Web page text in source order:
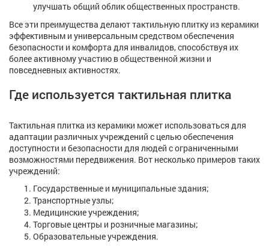
улучшать общий облик общественных пространств.
Все эти преимущества делают тактильную плитку из керамики
эффективным и универсальным средством обеспечения
безопасности и комфорта для инвалидов, способствуя их
более активному участию в общественной жизни и
повседневных активностях.
Где используется тактильная плитка
Тактильная плитка из керамики может использоваться для
адаптации различных учреждений с целью обеспечения
доступности и безопасности для людей с ограниченными
возможностями передвижения. Вот несколько примеров таких
учреждений:
Государственные и муниципальные здания;
Транспортные узлы;
Медицинские учреждения;
Торговые центры и розничные магазины;
Образовательные учреждения.